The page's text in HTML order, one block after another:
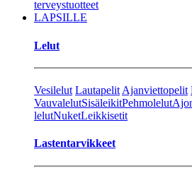
terveystuotteet
LAPSILLE
Lelut
Vesilelut Lautapelit Ajanviettopelit
VauvalelutSisäleikitPehmolelut
lelutNuketLeikkisetit
Lastentarvikkeet